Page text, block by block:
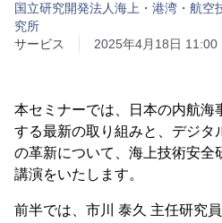
国立研究開発法人海上・港湾・航
究所
サービス
2025年4月18日 11:00
本セミナーでは、日本の内航海
する最新の取り組みと、デジタ
の革新について、海上技術安全
講演をいたします。
前半では、市川 泰久 主任研究